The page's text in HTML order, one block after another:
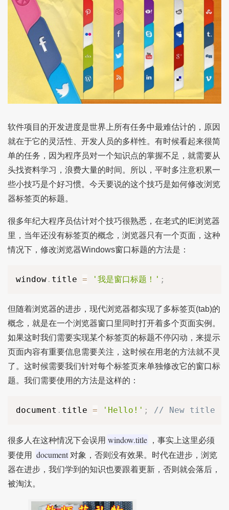
软件项目的开发进度是世界上所有任务中最难估计的，原因
就在于它的灵活性、开发人员的多样性。有时候看起来很简
单的任务，因为程序员对一个知识点的掌握不足，就需要从
头找资料学习，浪费大量的时间。所以，平时多注意积累一
些小技巧是个好习惯。今天要说的这个技巧是如何修改浏览
器标签页的标题。
很多年纪大程序员估计对个技巧很熟悉，在老式的IE浏览器
里，当年还没有标签页的概念，浏览器只有一个页面，这种
情况下，修改浏览器Windows窗口标题的方法是：
window. title = '我是窗口标题！' ;
但随着浏览器的进步，现代浏览器都实现了多标签页(tab)的
概念，就是在一个浏览器窗口里同时打开着多个页面实例。
如果这时我们需要实现某个标签页的标题不停闪动，来提示
页面内容有重要信息需要关注，这时候在用老的方法就不灵
了。这时候需要我们针对每个标签页来单独修改它的窗口标
题。我们需要使用的方法是这样的：
document . title = 'Hello!' ; // New title
很多人在这种情况下会误用 window.title
，事实上这里必须
要使用
document 对象，否则没有效果。时代在进步，浏览
器在进步，我们学到的知识也要跟着更新，否则就会落后，
被淘汰。